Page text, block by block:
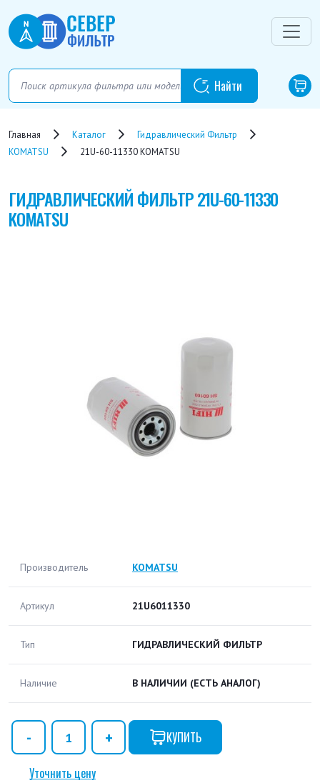
Главная Каталог
Гидравлический Фильтр
KOMATSU
21U-60-11330 KOMATSU
ГИДРАВЛИЧЕСКИЙ ФИЛЬТР21U-60-11330
KOMATSU
Производитель KOMATSU
Артикул 21U6011330
Тип ГИДРАВЛИЧЕСКИЙ ФИЛЬТР
Наличие В НАЛИЧИИ (ЕСТЬ АНАЛОГ)
КУПИТЬ
Уточнить цену